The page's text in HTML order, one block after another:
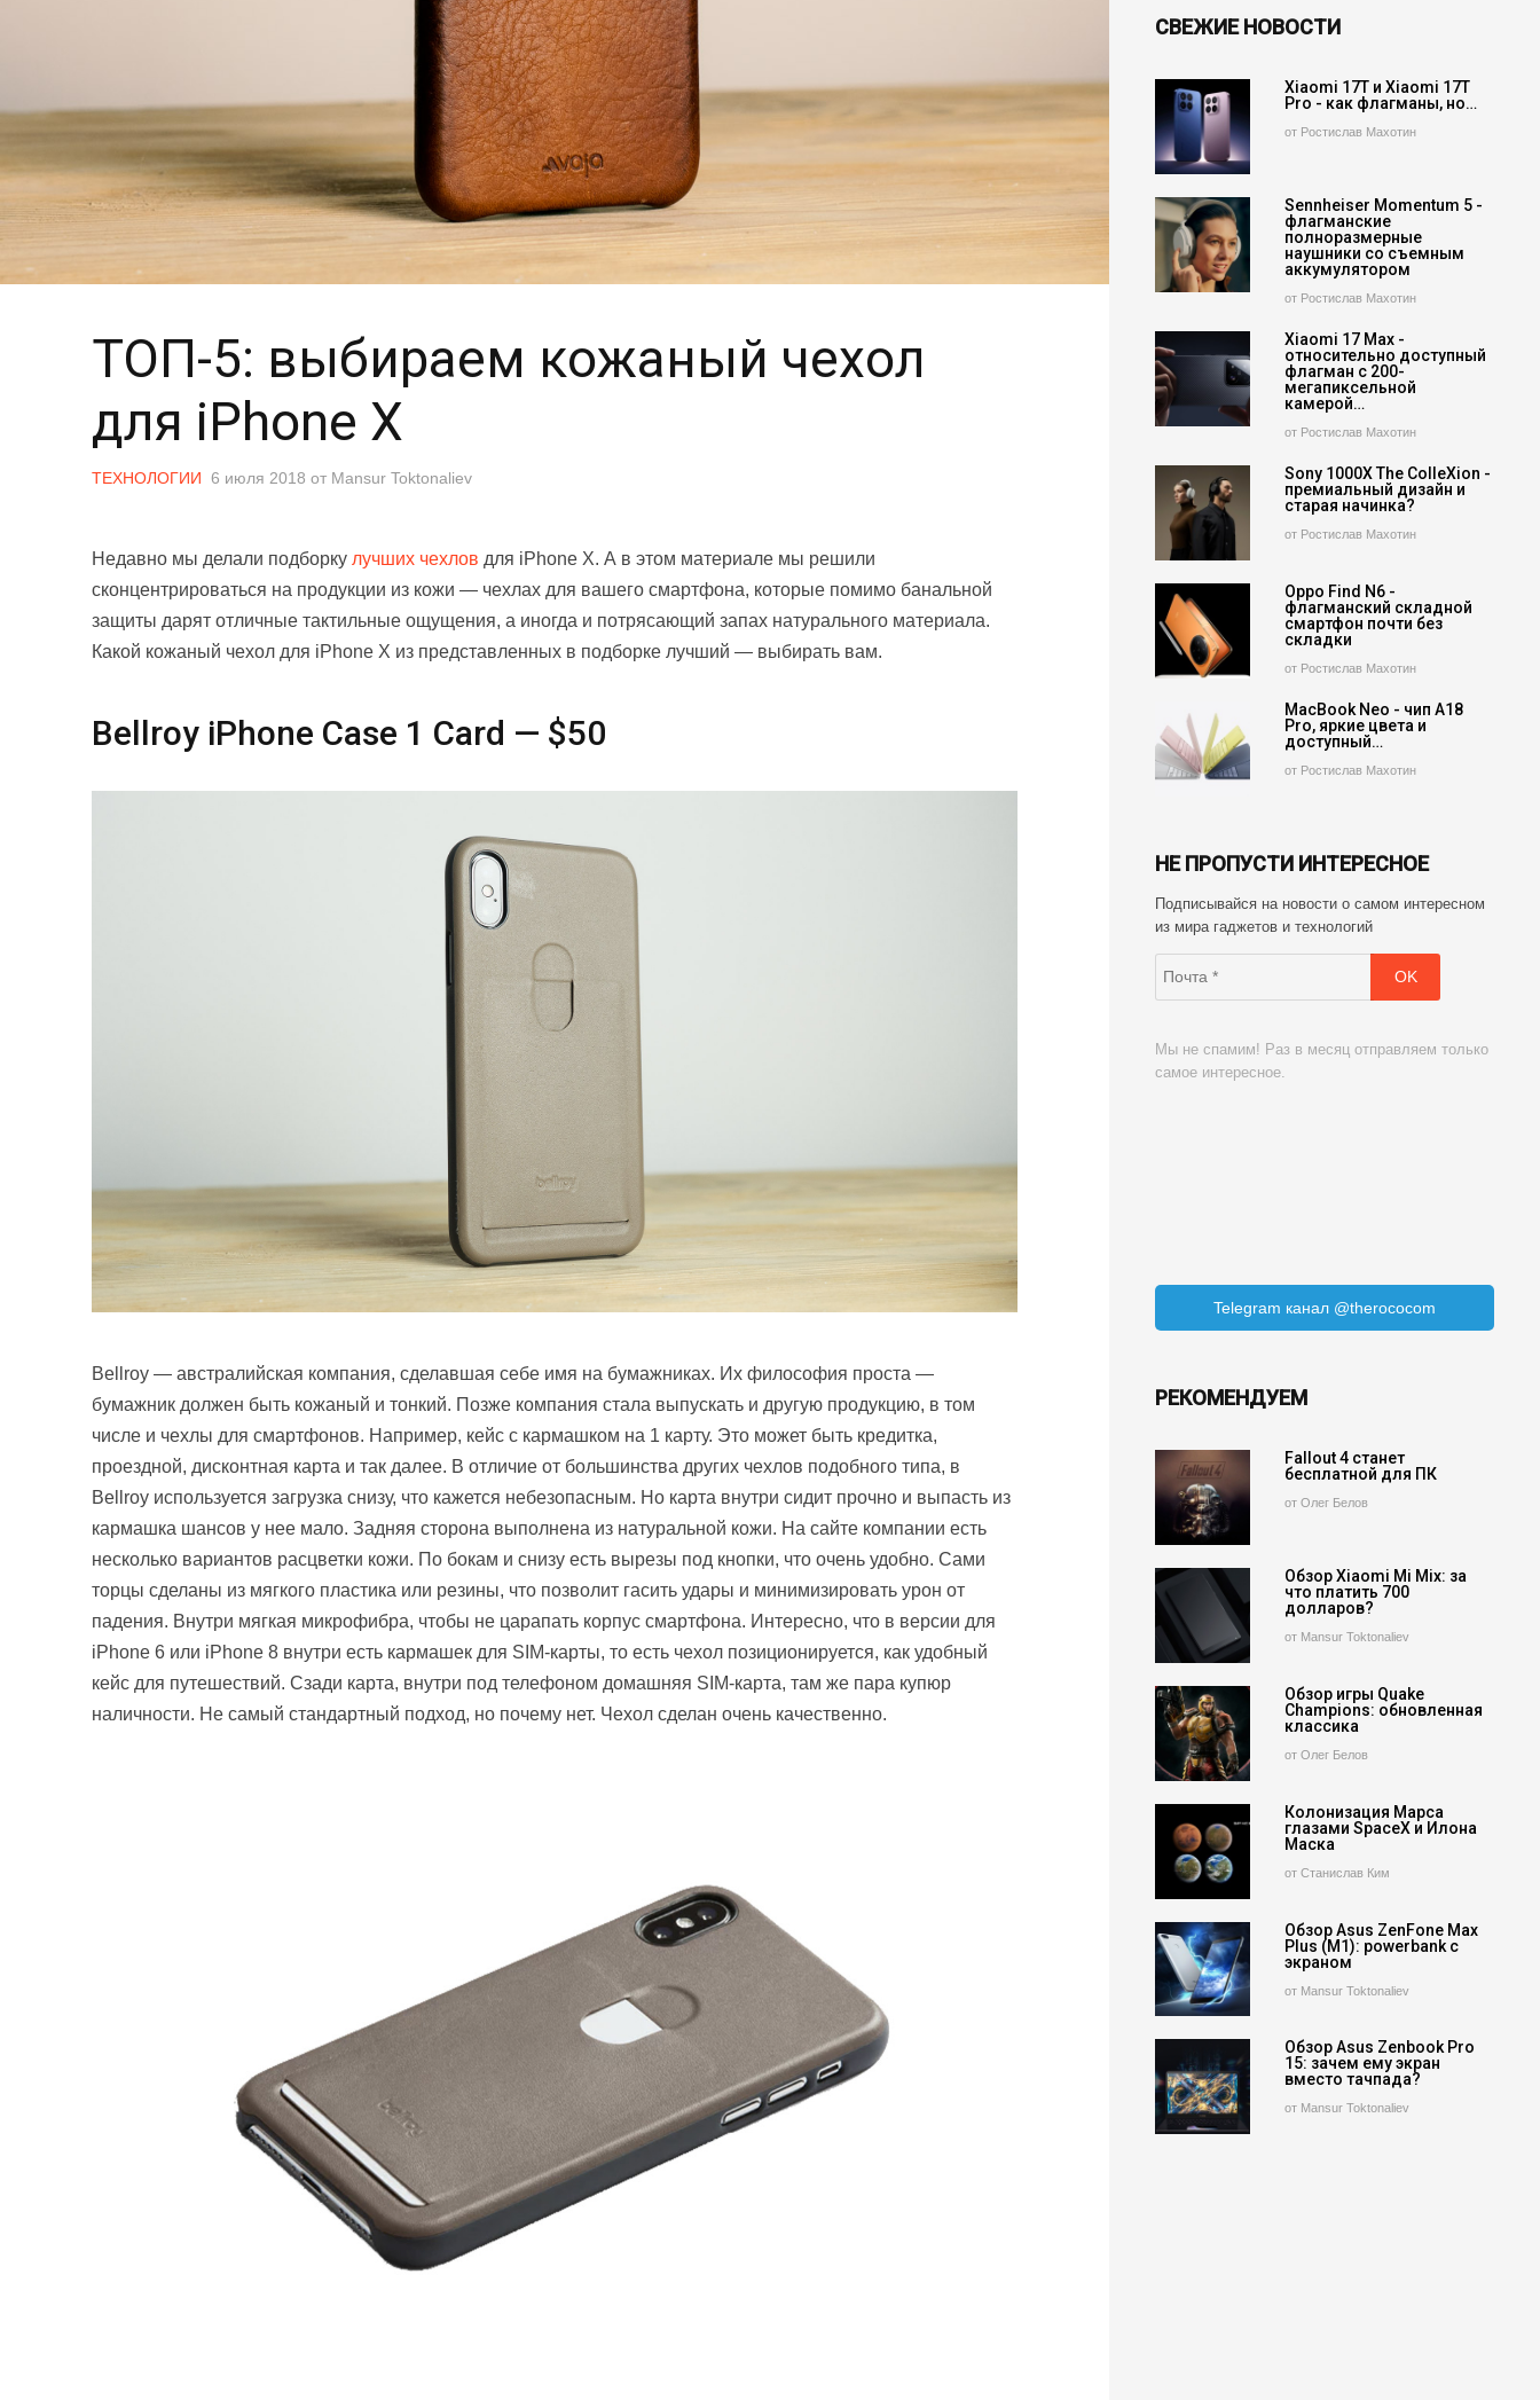
ТОП-5: выбираем кожаный чехол
для iPhone X
ТЕХНОЛОГИИ 6 июля 2018 от Mansur Toktonaliev
Недавно мы делали подборку лучших чехлов для iPhone X. А в этом материале мы решили
сконцентрироваться на продукции из кожи — чехлах для вашего смартфона, которые помимо банальной
защиты дарят отличные тактильные ощущения, а иногда и потрясающий запах натурального материала.
Какой кожаный чехол для iPhone X из представленных в подборке лучший — выбирать вам.
Bellroy iPhone Case 1 Card — $50
Bellroy — австралийская компания, сделавшая себе имя на бумажниках. Их философия проста —
бумажник должен быть кожаный и тонкий. Позже компания стала выпускать и другую продукцию, в том
числе и чехлы для смартфонов. Например, кейс с кармашком на 1 карту. Это может быть кредитка,
проездной, дисконтная карта и так далее. В отличие от большинства других чехлов подобного типа, в
Bellroy используется загрузка снизу, что кажется небезопасным. Но карта внутри сидит прочно и выпасть из
кармашка шансов у нее мало. Задняя сторона выполнена из натуральной кожи. На сайте компании есть
несколько вариантов расцветки кожи. По бокам и снизу есть вырезы под кнопки, что очень удобно. Сами
торцы сделаны из мягкого пластика или резины, что позволит гасить удары и минимизировать урон от
падения. Внутри мягкая микрофибра, чтобы не царапать корпус смартфона. Интересно, что в версии для
iPhone 6 или iPhone 8 внутри есть кармашек для SIM-карты, то есть чехол позиционируется, как удобный
кейс для путешествий. Сзади карта, внутри под телефоном домашняя SIM-карта, там же пара купюр
наличности. Не самый стандартный подход, но почему нет. Чехол сделан очень качественно.
СВЕЖИЕ НОВОСТИ
Xiaomi 17T и Xiaomi 17T
Pro - как флагманы, но…
от Ростислав Махотин
Sennheiser Momentum 5 -
флагманские
полноразмерные
наушники со съемным
аккумулятором
от Ростислав Махотин
Xiaomi 17 Max -
относительно доступный
флагман с 200-
мегапиксельной
камерой…
от Ростислав Махотин
Sony 1000X The ColleXion -
премиальный дизайн и
старая начинка?
от Ростислав Махотин
Oppo Find N6 -
флагманский складной
смартфон почти без
складки
от Ростислав Махотин
MacBook Neo - чип A18
Pro, яркие цвета и
доступный…
от Ростислав Махотин
НЕ ПРОПУСТИ ИНТЕРЕСНОЕ
Подписывайся на новости о самом интересном
из мира гаджетов и технологий
Мы не спамим! Раз в месяц отправляем только
самое интересное.
Telegram канал @therococom
РЕКОМЕНДУЕМ
Fallout 4 станет
бесплатной для ПК
от Олег Белов
Обзор Xiaomi Mi Mix: за
что платить 700
долларов?
от Mansur Toktonaliev
Обзор игры Quake
Champions: обновленная
классика
от Олег Белов
Колонизация Марса
глазами SpaceX и Илона
Маска
от Станислав Ким
Обзор Asus ZenFone Max
Plus (M1): powerbank с
экраном
от Mansur Toktonaliev
Обзор Asus Zenbook Pro
15: зачем ему экран
вместо тачпада?
от Mansur Toktonaliev